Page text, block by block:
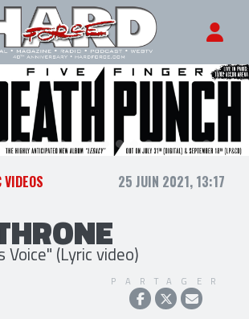
25 JUIN 2021, 13:17
(Lyric video)
PARTAGER